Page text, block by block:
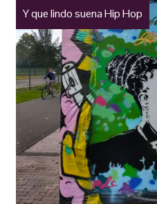
Y que lindo suena Hip Hop